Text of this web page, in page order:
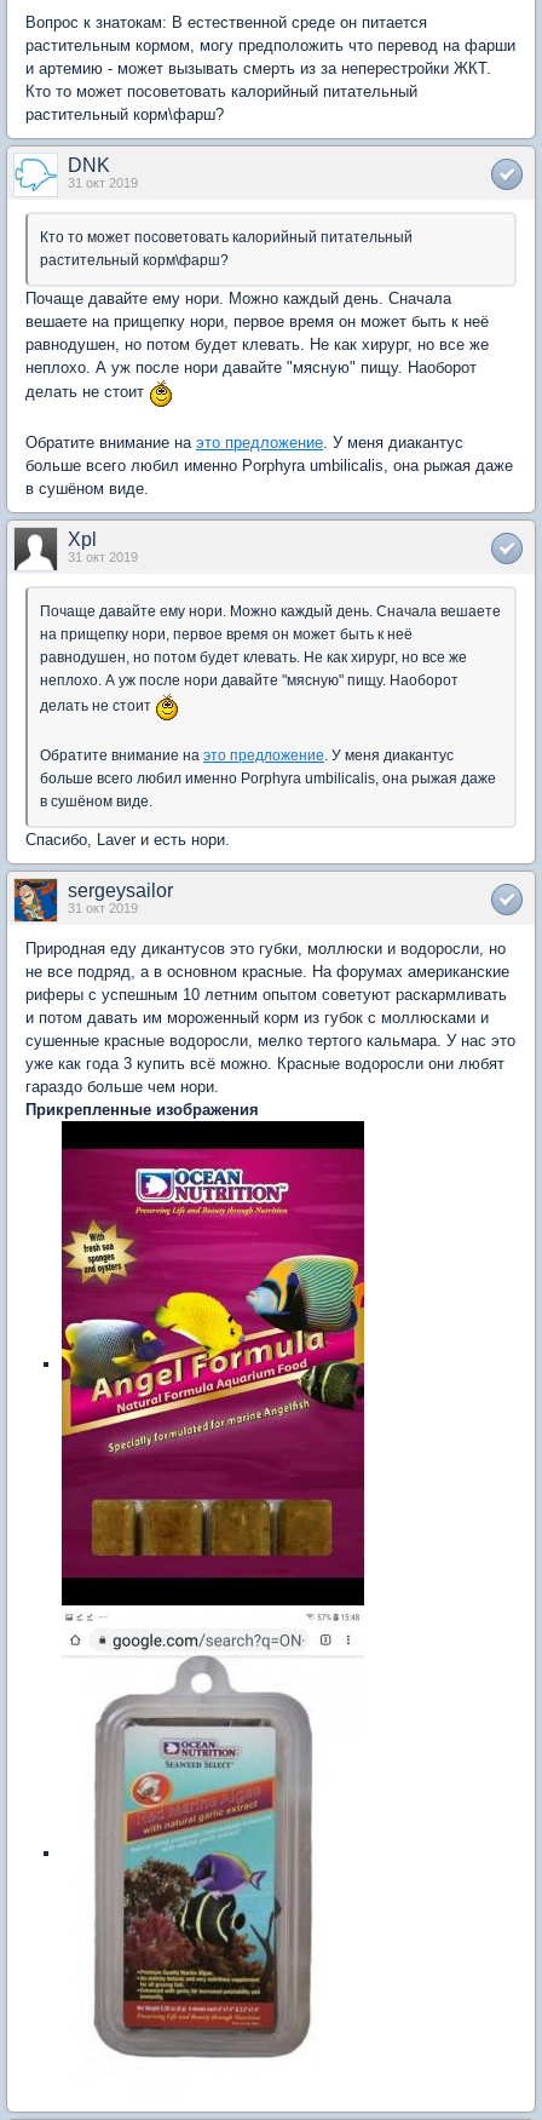
Вопрос к знатокам: В естественной среде он питается
растительным кормом, могу предположить что перевод на фарши
и артемию - может вызывать смерть из за неперестройки ЖКТ.
Кто то может посоветовать калорийный питательный
растительный корм\фарш?
DNK
31 окт 2019
Кто то может посоветовать калорийный питательный
растительный корм\фарш?
Почаще давайте ему нори. Можно каждый день. Сначала
вешаете на прищепку нори, первое время он может быть к неё
равнодушен, но потом будет клевать. Не как хирург, но все же
неплохо. А уж после нори давайте "мясную" пищу. Наоборот
делать не стоит
Обратите внимание на это предложение. У меня диакантус
больше всего любил именно Porphyra umbilicalis, она рыжая даже
в сушёном виде.
Xpl
31 окт 2019
Почаще давайте ему нори. Можно каждый день. Сначала вешаете
на прищепку нори, первое время он может быть к неё
равнодушен, но потом будет клевать. Не как хирург, но все же
неплохо. А уж после нори давайте "мясную" пищу. Наоборот
делать не стоит
Обратите внимание на это предложение. У меня диакантус
больше всего любил именно Porphyra umbilicalis, она рыжая даже
в сушёном виде.
Спасибо, Laver и есть нори.
sergeysailor
31 окт 2019
Природная еду дикантусов это губки, моллюски и водоросли, но
не все подряд, а в основном красные. На форумах американские
риферы с успешным 10 летним опытом советуют раскармливать
и потом давать им мороженный корм из губок с моллюсками и
сушенные красные водоросли, мелко тертого кальмара. У нас это
уже как года 3 купить всё можно. Красные водоросли они любят
гараздо больше чем нори.
Прикрепленные изображения